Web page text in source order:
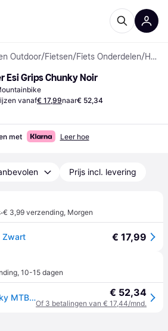
Outdoor/Fietsen/Fiets Onderdelen/ Handvatten
Esi Grips Chunky Noir
vanaf€ 17,99naar€ 52,34
met Leer hoe
Prijs incl. levering
·€ 3,99 verzending, Morgen
Zwart € 17,99
, 10-15 dagen
ESI grips gBK02 chunky MTB grip (zwart) € 52,34
Of 3 betalingen van € 17,44/mnd.